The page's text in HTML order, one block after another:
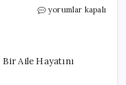
Bayram
Aile
yorumlar kapalı